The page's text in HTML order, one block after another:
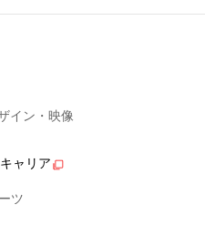
イン・映像
キャリア
ツ